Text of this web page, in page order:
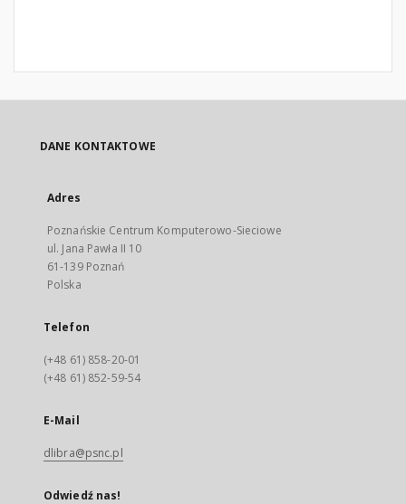
DANE KONTAKTOWE
Adres
Poznańskie Centrum Komputerowo-Sieciowe
ul. Jana Pawła II 10
61-139 Poznań
Polska
Telefon
(+48 61) 858-20-01
(+48 61) 852-59-54
E-Mail
dlibra@psnc.pl
Odwiedź nas!